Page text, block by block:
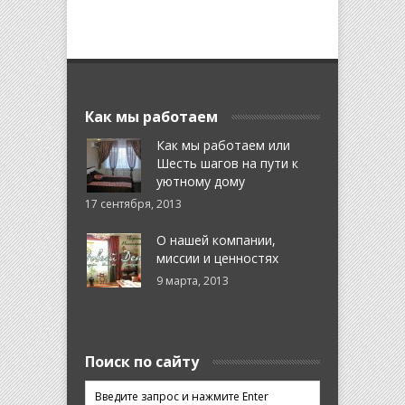
Как мы работаем
Как мы работаем или
Шесть шагов на пути к
уютному дому
17 сентября, 2013
О нашей компании,
миссии и ценностях
9 марта, 2013
Поиск по сайту